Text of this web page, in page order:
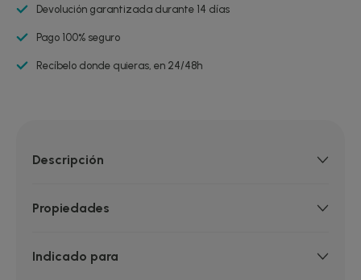
Devolución garantizada durante 14 días
Pago 100% seguro
Recíbelo donde quieras, en 24/48h
Descripción
Propiedades
Indicado para